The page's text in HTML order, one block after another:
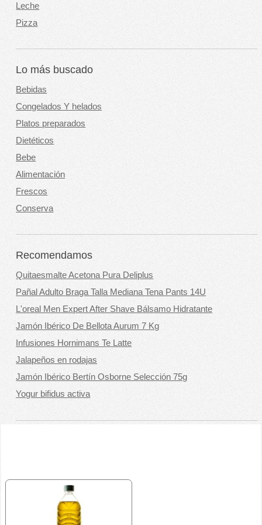
Leche
Pizza
Lo más buscado
Bebidas
Congelados Y helados
Platos preparados
Dietéticos
Bebe
Alimentación
Frescos
Conserva
Recomendamos
Quitaesmalte Acetona Pura Deliplus
Pañal Adulto Braga Talla Mediana Tena Pants 14U
L'oreal Men Expert After Shave Bálsamo Hidratante
Jamón Ibérico De Bellota Aurum 7 Kg
Infusiones Hornimans Te Latte
Jalapeños en rodajas
Jamón Ibérico Bertín Osborne Selección 75g
Yogur bifidus activa